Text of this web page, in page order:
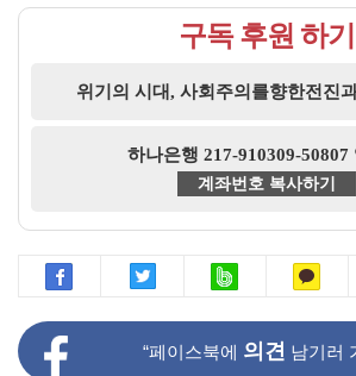
구독 후원 하기
위기의 시대, 사회주의를향한전진
하나은행 217-910309-50807
계좌번호 복사하기
“페이스북에 의견 남기러